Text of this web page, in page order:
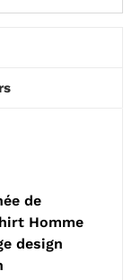
de
Homme
design